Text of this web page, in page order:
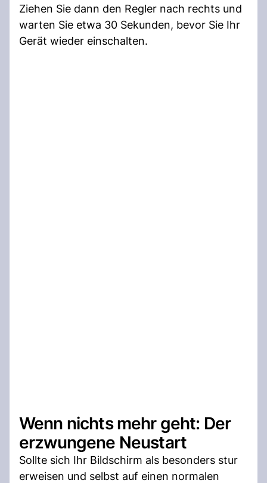
Ziehen Sie dann den Regler nach rechts und
warten Sie etwa 30 Sekunden, bevor Sie Ihr
Gerät wieder einschalten.
Wenn nichts mehr geht: Der
erzwungene Neustart
Sollte sich Ihr Bildschirm als besonders stur
erweisen und selbst auf einen normalen